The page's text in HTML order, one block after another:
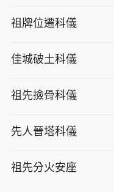
祖牌位遷科儀
佳城破土科儀
祖先撿骨科儀
先人晉塔科儀
祖先分火安座